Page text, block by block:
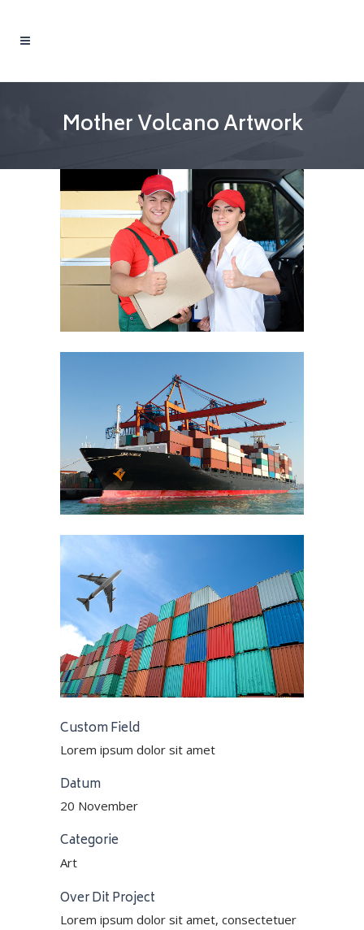
Mother Volcano Artwork
Custom Field
Lorem ipsum dolor sit amet
Datum
20 November
Categorie
Art
Over Dit Project
Lorem ipsum dolor sit amet, consectetuer